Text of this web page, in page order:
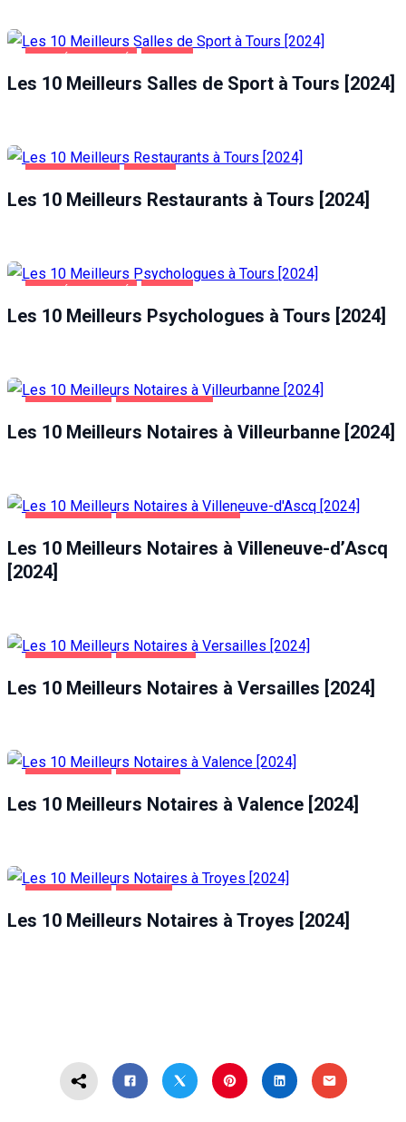
Les 10 Meilleurs Salles de Sport à Tours [2024]
Les 10 Meilleurs Restaurants à Tours [2024]
Les 10 Meilleurs Psychologues à Tours [2024]
Les 10 Meilleurs Notaires à Villeurbanne [2024]
Les 10 Meilleurs Notaires à Villeneuve-d’Ascq
[2024]
Les 10 Meilleurs Notaires à Versailles [2024]
Les 10 Meilleurs Notaires à Valence [2024]
Les 10 Meilleurs Notaires à Troyes [2024]